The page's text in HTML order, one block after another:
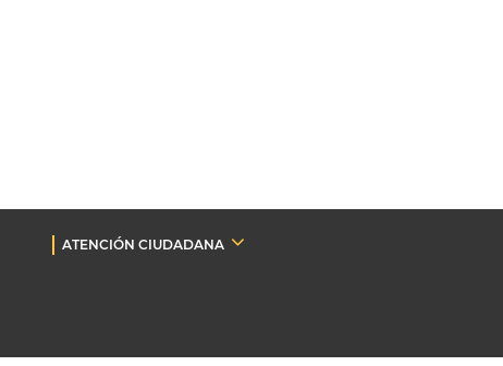
ATENCIÓN CIUDADANA